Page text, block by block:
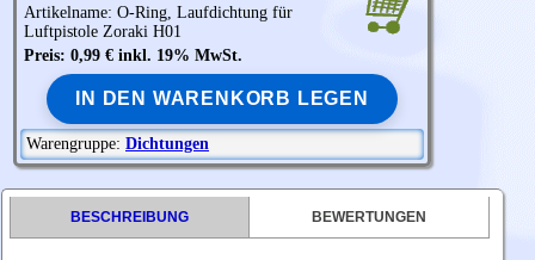
Artikelname: O-Ring, Laufdichtung für
Luftpistole Zoraki H01
Preis: 0,99 € inkl. 19% MwSt.
IN DEN WARENKORB LEGEN
Warengruppe: Dichtungen
BESCHREIBUNG BEWERTUNGEN